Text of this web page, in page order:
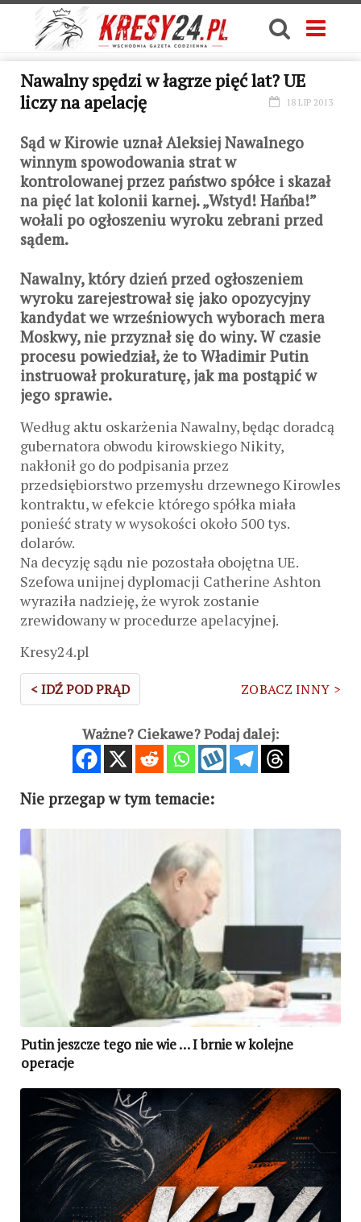
Nawalny spędzi w łagrze pięć lat? UE
liczy na apelację
18 LIP 2013
Sąd w Kirowie uznał Aleksiej Nawalnego
winnym spowodowania strat w
kontrolowanej przez państwo spółce i skazał
na pięć lat kolonii karnej. „Wstyd! Hańba!”
wołali po ogłoszeniu wyroku zebrani przed
sądem.
Nawalny, który dzień przed ogłoszeniem
wyroku zarejestrował się jako opozycyjny
kandydat we wrześniowych wyborach mera
Moskwy, nie przyznał się do winy. W czasie
procesu powiedział, że to Władimir Putin
instruował prokuraturę, jak ma postąpić w
jego sprawie.
Według aktu oskarżenia Nawalny, będąc doradcą
gubernatora obwodu kirowskiego Nikity,
nakłonił go do podpisania przez
przedsiębiorstwo przemysłu drzewnego Kirowles
kontraktu, w efekcie którego spółka miała
ponieść straty w wysokości około 500 tys.
dolarów.
Na decyzję sądu nie pozostała obojętna UE.
Szefowa unijnej dyplomacji Catherine Ashton
wyraziła nadzieję, że wyrok zostanie
zrewidowany w procedurze apelacyjnej.
Kresy24.pl
< IDŹ POD PRĄD ZOBACZ INNY >
Ważne? Ciekawe? Podaj dalej:
Nie przegap w tym temacie:
Putin jeszcze tego nie wie … I brnie w kolejne
operacje